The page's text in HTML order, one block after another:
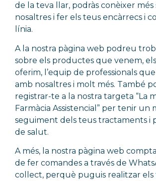
de la teva llar, podràs conèixer més
nosaltres i fer els teus encàrrecs i
línia.
A la nostra pàgina web podreu
sobre els productes que venem,
oferim, l’equip de professionals
amb nosaltres i molt més. També
registrar-te a la nostra targeta “La
Farmàcia Assistencial” per tenir un
seguiment dels teus tractaments i
de salut.
A més, la nostra pàgina web
de fer comandes a través de
collect, perquè puguis realitzar els